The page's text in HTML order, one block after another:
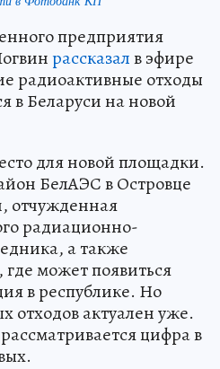
предприятия
рассказалв эфире
радиоактивные отходы
в Беларуси на новой
для новой площадки.
БелАЭС в Островце
отчужденная
радиационно-
а также
где может появиться
в республике. Но
отходов актуален уже.
цифра в